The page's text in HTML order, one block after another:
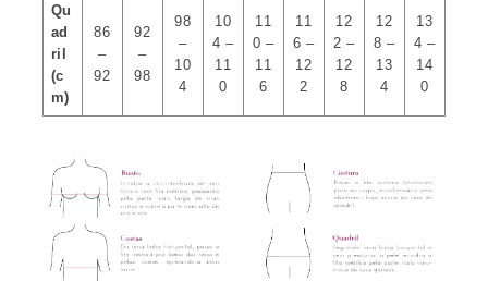
Qu
ad
ril
(c
m)
86
–
92
92
–
98
98
–
10
4
10
4 –
11
0
11
0 –
11
6
11
6 –
12
2
12
2 –
12
8
12
8 –
13
4
13
4 –
14
0